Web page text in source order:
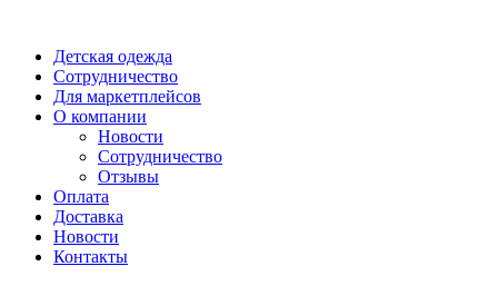
Детская одежда
Сотрудничество
Для маркетплейсов
О компании
Новости
Сотрудничество
Отзывы
Оплата
Доставка
Новости
Контакты